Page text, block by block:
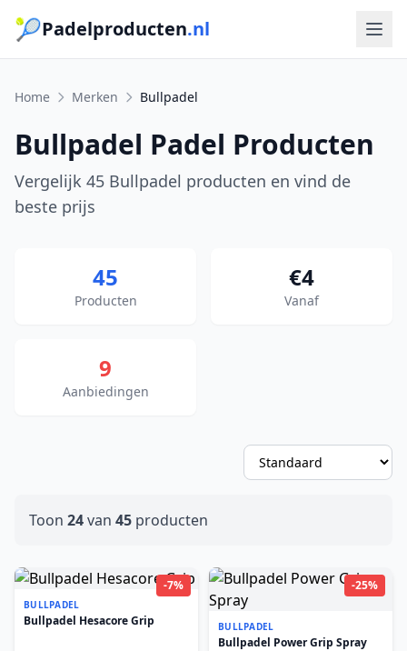
🎾Padelproducten.nl
Home Merken Bullpadel
Bullpadel Padel Producten
Vergelijk 45 Bullpadel producten en vind de
beste prijs
45
Producten
€4
Vanaf
9
Aanbiedingen
Toon 24van 45 producten
-7%
BULLPADEL
Bullpadel Hesacore Grip
-25%
BULLPADEL
Bullpadel Power Grip Spray